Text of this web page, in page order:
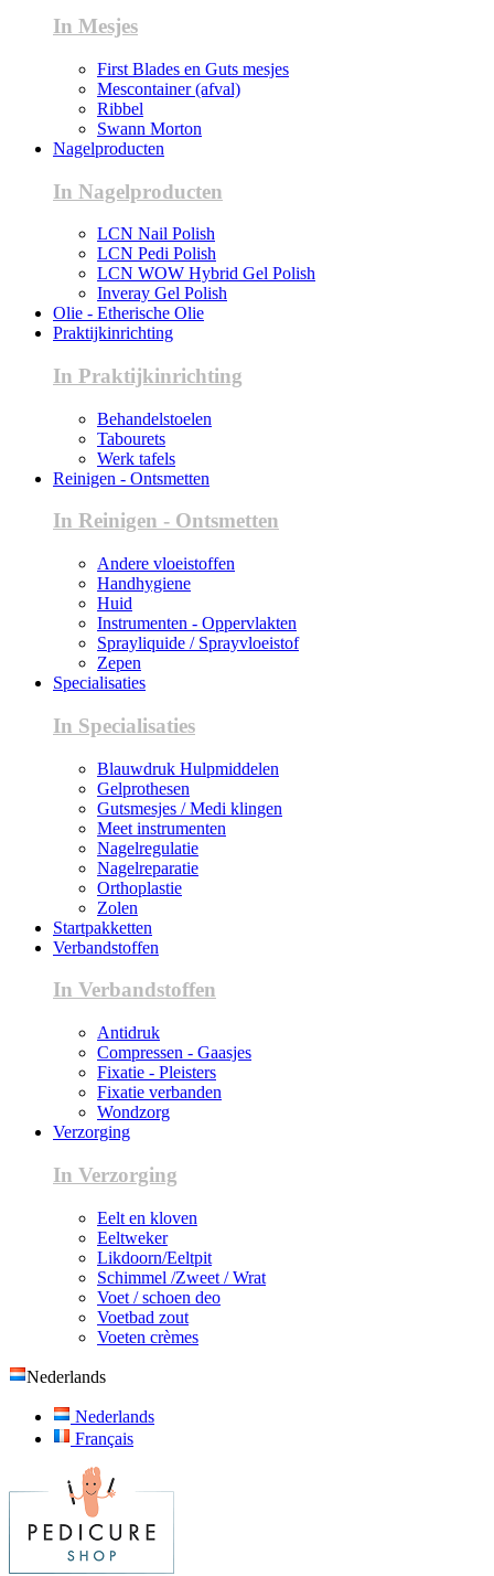
In Mesjes
First Blades en Guts mesjes
Mescontainer (afval)
Ribbel
Swann Morton
Nagelproducten
In Nagelproducten
LCN Nail Polish
LCN Pedi Polish
LCN WOW Hybrid Gel Polish
Inveray Gel Polish
Olie - Etherische Olie
Praktijkinrichting
In Praktijkinrichting
Behandelstoelen
Tabourets
Werk tafels
Reinigen - Ontsmetten
In Reinigen - Ontsmetten
Andere vloeistoffen
Handhygiene
Huid
Instrumenten - Oppervlakten
Sprayliquide / Sprayvloeistof
Zepen
Specialisaties
In Specialisaties
Blauwdruk Hulpmiddelen
Gelprothesen
Gutsmesjes / Medi klingen
Meet instrumenten
Nagelregulatie
Nagelreparatie
Orthoplastie
Zolen
Startpakketten
Verbandstoffen
In Verbandstoffen
Antidruk
Compressen - Gaasjes
Fixatie - Pleisters
Fixatie verbanden
Wondzorg
Verzorging
In Verzorging
Eelt en kloven
Eeltweker
Likdoorn/Eeltpit
Schimmel /Zweet / Wrat
Voet / schoen deo
Voetbad zout
Voeten crèmes
Nederlands
Nederlands
Français